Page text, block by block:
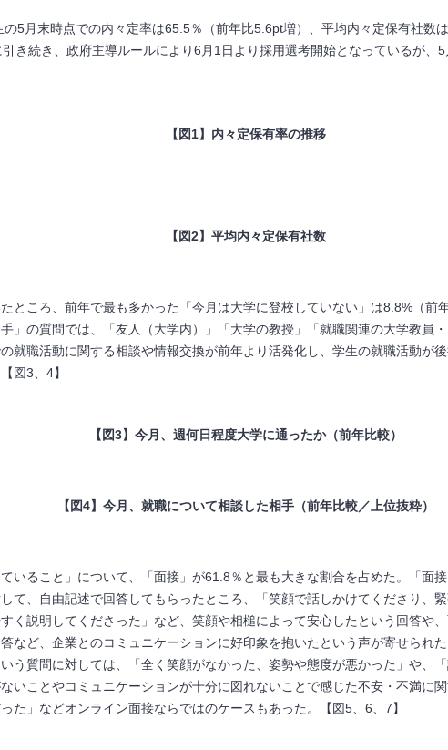
5月末時点での内々定率は65.5％（前年比5.6pt増）、平均内々定保有社数
き続き、政府主導ルールにより6月1日より採用選考開始となっているが、
【図1】内々定保有率の推移
【図2】平均内々定保有社数
ところ、前年で最も多かった「今月は大学に登校していない」は8.8%（前
」の質問では、「友人（大学内）」「大学の教授」「就職関連の大学教員
就職活動に関する相談や情報交換が前年より活発化し、学生の就職活動が
図3、4】
【図3】今月、週何日程度大学に通ったか（前年比較）
【図4】今月、就職について相談した相手（前年比較／上位抜粋）
いること」について、「面接」が61.8％と最も大きな割合を占めた。「面
て、自由記述で回答してもらったところ、「笑顔で話しかけてくださり、
く説明してくださった」など、笑顔や相槌によって安心したという回答や
など、企業とのコミュニケーションに好印象を抱いたという声が寄せられ
う質問に対しては、「全く笑顔がなかった、姿勢や態度が悪かった」や、
いことやコミュニケーションが十分に図れないことで感じた不安・不満に
た」などオンライン面接ならではのケースもあった。【図5、6、7】